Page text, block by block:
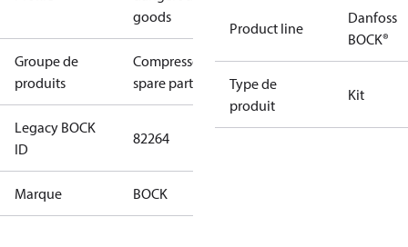
goods
Groupe de
produits
Compressors
spare parts
Legacy BOCK
ID
82264
Marque BOCK
Product line
Danfoss
BOCK®
Type de
produit
Kit